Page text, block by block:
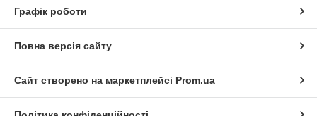
Графік роботи
Повна версія сайту
Сайт створено на маркетплейсі Prom.ua